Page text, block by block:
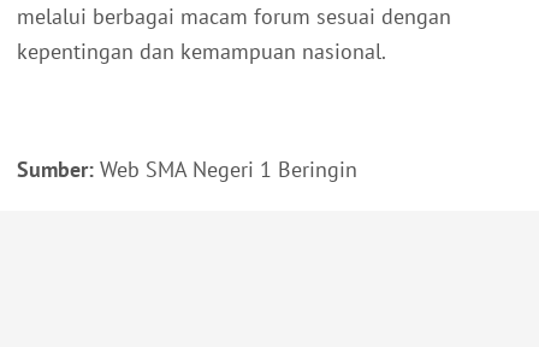
melalui berbagai macam forum sesuai dengan
kepentingan dan kemampuan nasional.
Sumber: Web SMA Negeri 1 Beringin